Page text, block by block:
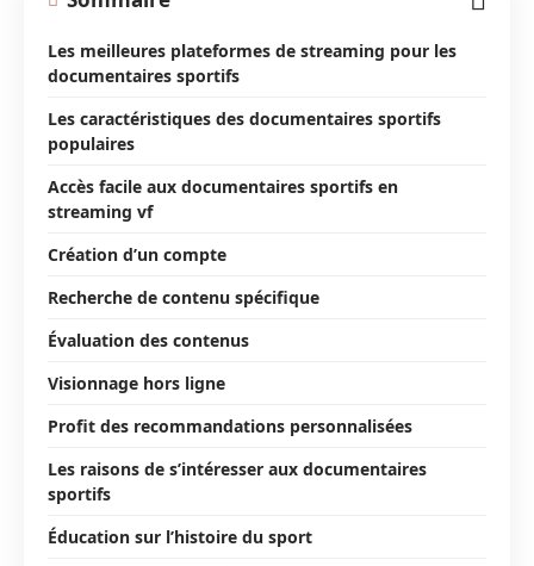
Les meilleures plateformes de streaming pour les
documentaires sportifs
Les caractéristiques des documentaires sportifs
populaires
Accès facile aux documentaires sportifs en
streaming vf
Création d’un compte
Recherche de contenu spécifique
Évaluation des contenus
Visionnage hors ligne
Profit des recommandations personnalisées
Les raisons de s’intéresser aux documentaires
sportifs
Éducation sur l’histoire du sport